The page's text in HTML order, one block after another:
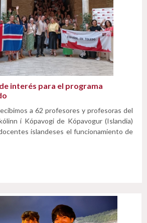
interés para el programa
a 62 profesores y profesoras del
í Kópavogi de Kópavogur (Islandia)
islandeses el funcionamiento de